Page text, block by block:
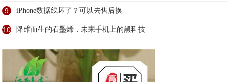
9 iPhone数据线坏了？可以去售后换
10 降维而生的石墨烯，未来手机上的黑科技